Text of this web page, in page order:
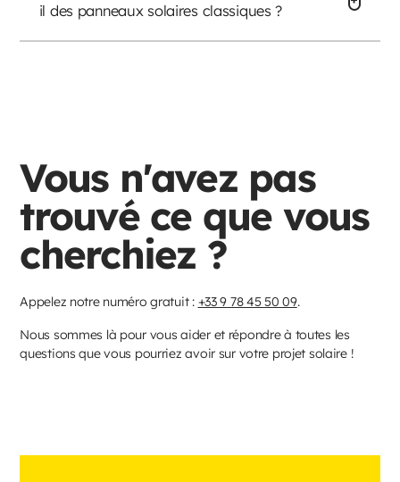
il des panneaux solaires classiques ?
Vous n'avez pas
trouvé ce que vous
cherchiez ?
Appelez notre numéro gratuit : +33 9 78 45 50 09.
Nous sommes là pour vous aider et répondre à toutes les
questions que vous pourriez avoir sur votre projet solaire !